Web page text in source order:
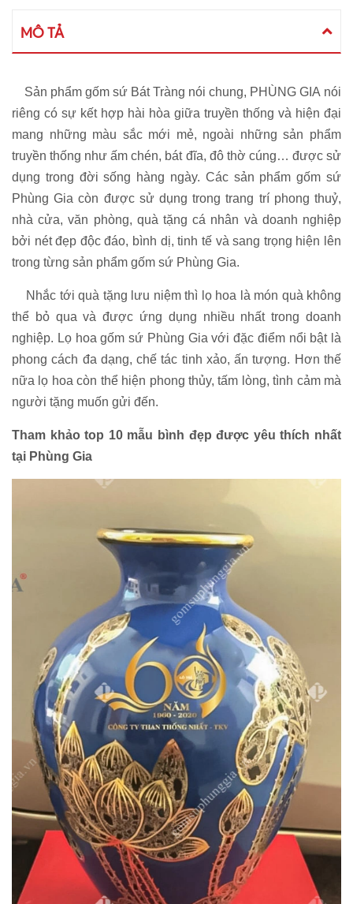
MÔ TẢ
Sản phẩm gốm sứ Bát Tràng nói chung, PHÙNG GIA nói
riêng có sự kết hợp hài hòa giữa truyền thống và hiện đại
mang những màu sắc mới mẻ, ngoài những sản phẩm
truyền thống như ấm chén, bát đĩa, đô thờ cúng… được sử
dụng trong đời sống hàng ngày. Các sản phẩm gốm sứ
Phùng Gia còn được sử dụng trong trang trí phong thuỷ,
nhà cửa, văn phòng, quà tặng cá nhân và doanh nghiệp
bởi nét đẹp độc đáo, bình dị, tinh tế và sang trọng hiện lên
trong từng sản phẩm gốm sứ Phùng Gia.
Nhắc tới quà tặng lưu niệm thì lọ hoa là món quà không
thể bỏ qua và được ứng dụng nhiều nhất trong doanh
nghiệp. Lọ hoa gốm sứ Phùng Gia với đặc điểm nổi bật là
phong cách đa dạng, chế tác tinh xảo, ấn tượng. Hơn thế
nữa lọ hoa còn thể hiện phong thủy, tấm lòng, tình cảm mà
người tặng muốn gửi đến.
Tham khảo top 10 mẫu bình đẹp được yêu thích nhất
tại Phùng Gia